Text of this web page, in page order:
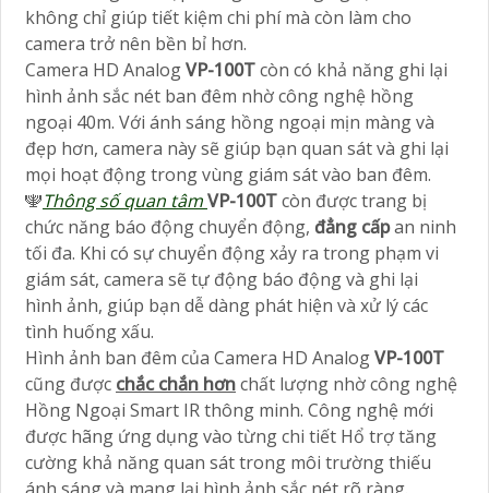
không chỉ giúp tiết kiệm chi phí mà còn làm cho
camera trở nên bền bỉ hơn.
Camera HD AnalogVP-100Tcòn có khả năng ghi lại
hình ảnh sắc nét ban đêm nhờ công nghệ hồng
ngoại 40m. Với ánh sáng hồng ngoại mịn màng và
đẹp hơn, camera này sẽ giúp bạn quan sát và ghi lại
mọi hoạt động trong vùng giám sát vào ban đêm.
🕎Thông số quan tâmVP-100Tcòn được trang bị
chức năng báo động chuyển động, đẳng cấpan ninh
tối đa. Khi có sự chuyển động xảy ra trong phạm vi
giám sát, camera sẽ tự động báo động và ghi lại
hình ảnh, giúp bạn dễ dàng phát hiện và xử lý các
tình huống xấu.
Hình ảnh ban đêm của Camera HD AnalogVP-100T
cũng được chắc chắn hơnchất lượng nhờ công nghệ
Hồng Ngoại Smart IR thông minh. Công nghệ mới
được hãng ứng dụng vào từng chi tiết Hổ trợ tăng
cường khả năng quan sát trong môi trường thiếu